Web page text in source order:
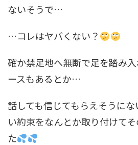
ないそうで…
…コレはヤバくない？
確か禁足地へ無断で足を踏み
ースもあるとか…
話しても信じてもらえそうに
い約束をなんとか取り付けて
た